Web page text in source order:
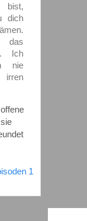
dich
das
Ich
nie
1